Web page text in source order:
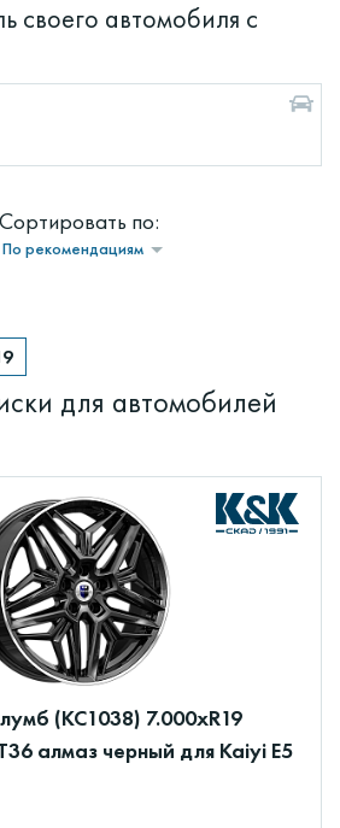
своего автомобиля с
Сортировать по:
По рекомендациям
для автомобилей
(КС1038) 7.000xR19
алмаз черный для Kaiyi E5